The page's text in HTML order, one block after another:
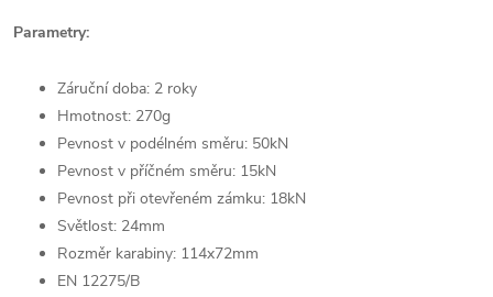
Parametry:
Záruční doba: 2 roky
Hmotnost: 270g
Pevnost v podélném směru: 50kN
Pevnost v příčném směru: 15kN
Pevnost při otevřeném zámku: 18kN
Světlost: 24mm
Rozměr karabiny: 114x72mm
EN 12275/B